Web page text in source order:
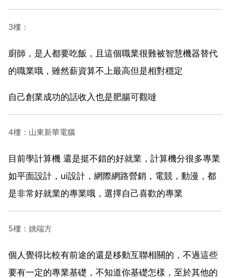
3樓：
廚師，是人都要吃飯，且這個職業很難被智慧機器替代
的職業哦，雖然薪資算不上最高但是相對穩定
自己創業成功的話收入也是肥腸可觀噠
4樓：山東新華電腦
目前學計算機 還是挺不錯的好就業，計算機分很多專業
如平面設計，ui設計，網際網路營銷，電競，動漫，都
是非常好就業的專業哦，選擇自己喜歡的專業
5樓：姚端方
個人覺得比較有前途的還是移動互聯相關的，不過這些
要有一定的專業基礎，不知道你基礎怎樣，至於其他的